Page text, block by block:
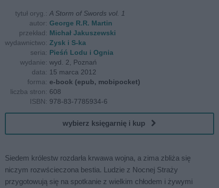
tytuł oryg.: A Storm of Swords vol. 1
autor: George R.R. Martin
przekład: Michał Jakuszewski
wydawnictwo: Zysk i S-ka
seria: Pieśń Lodu i Ognia
wydanie: wyd. 2, Poznań
data: 15 marca 2012
forma: e-book (epub, mobipocket)
liczba stron: 608
ISBN: 978-83-7785934-6
wybierz księgarnię i kup
Siedem królestw rozdarła krwawa wojna, a zima zbliża się
niczym rozwścieczona bestia. Ludzie z Nocnej Straży
przygotowują się na spotkanie z wielkim chłodem i żywymi